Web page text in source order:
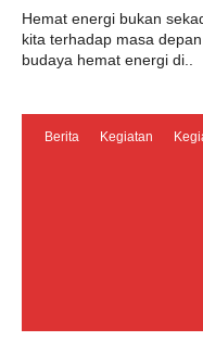
Hemat energi bukan
kita terhadap masa
budaya hemat energi di..
Berita Kegiatan